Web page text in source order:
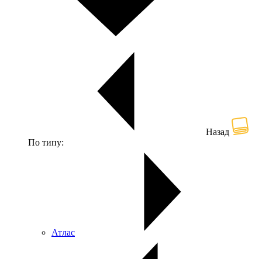
Назад
По типу:
Атлас